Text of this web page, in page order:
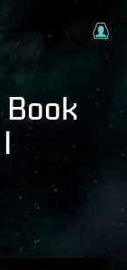
Book